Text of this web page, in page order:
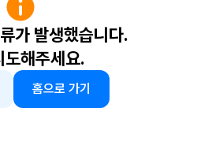
가 발생했습니다.
도해주세요.
홈으로 가기